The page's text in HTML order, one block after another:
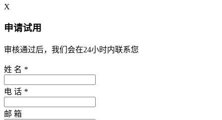
X
申请试用
审核通过后，我们会在24小时内联系您
姓 名 *
电 话 *
邮 箱